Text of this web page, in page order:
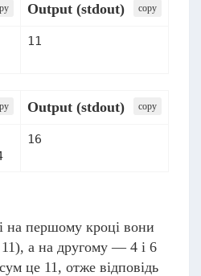
Output (stdout) сopy
Output (stdout) сopy
першому кроці вони
а на другому — 4 і 6
це 11, отже відповідь